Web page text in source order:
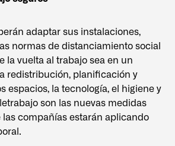
adaptar sus instalaciones,
normas de distanciamiento social
la vuelta al trabajo sea en un
redistribución, planificación y
espacios, la tecnología, el higiene y
son las nuevas medidas
las compañías estarán aplicando